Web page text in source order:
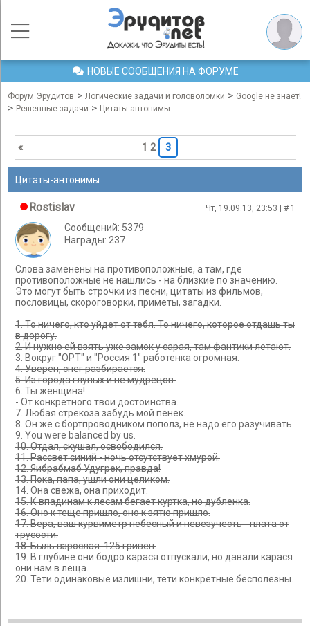
НОВЫЕ СООБЩЕНИЯ НА ФОРУМЕ
Форум Эрудитов > Логические задачи и головоломки > Google не знает!
> Решенные задачи > Цитаты-антонимы
« 1 2 3
Цитаты-антонимы
Rostislav Чт, 19.09.13, 23:53 | # 1
Сообщений: 5379
Награды: 237
Слова заменены на противоположные, а там, где
противоположные не нашлись - на близкие по значению.
Это могут быть строчки из песни, цитаты из фильмов,
пословицы, скороговорки, приметы, загадки.
1. То ничего, кто уйдет от тебя. То ничего, которое отдашь ты
в дорогу.
2. И нужно ей взять уже замок у сарая, там фантики летают.
3. Вокруг "ОРТ" и "Россия 1" работенка огромная.
4. Уверен, снег разбирается.
5. Из города глупых и не мудрецов.
6. Ты женщина!
- От конкретного твои достоинства.
7. Любая стрекоза забудь мой пенек.
8. Он же с бортпроводником пополз, не надо его разучивать
9. You were balanced by us.
10. Отдал, скушал, освободился.
11. Рассвет синий - ночь отсутствует хмурой.
12. Яибрабмаб Удугрек, правда!
13. Пока, папа, ушли они целиком.
14. Она свежа, она приходит.
15. К впадинам к лесам бегает куртка, но дубленка.
16. Оно к теще пришло, оно к зятю пришло.
17. Вера, ваш курвиметр небесный и невезучесть - плата от
трусости.
18. Быль взрослая. 125 гривен.
19. В глубине они бодро карася отпускали, но давали карася
они нам в леща.
20. Тети одинаковые излишни, тети конкретные бесполезны.